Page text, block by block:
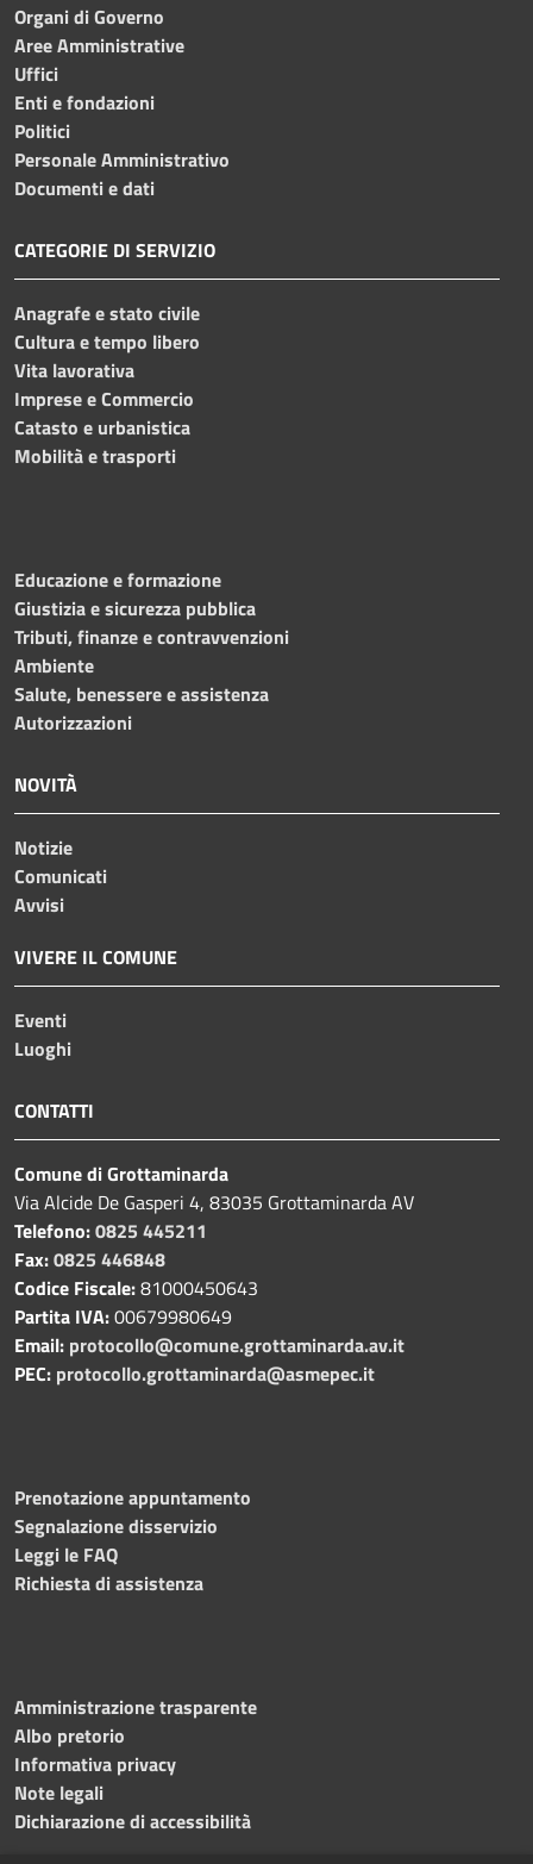
Organi di Governo
Aree Amministrative
Uffici
Enti e fondazioni
Politici
Personale Amministrativo
Documenti e dati
CATEGORIE DI SERVIZIO
Anagrafe e stato civile
Cultura e tempo libero
Vita lavorativa
Imprese e Commercio
Catasto e urbanistica
Mobilità e trasporti
Educazione e formazione
Giustizia e sicurezza pubblica
Tributi, finanze e contravvenzioni
Ambiente
Salute, benessere e assistenza
Autorizzazioni
NOVITÀ
Notizie
Comunicati
Avvisi
VIVERE IL COMUNE
Eventi
Luoghi
CONTATTI
Comune di Grottaminarda
Via Alcide De Gasperi 4, 83035 Grottaminarda AV
Telefono:0825 445211
Fax:0825 446848
Codice Fiscale:81000450643
Partita IVA:00679980649
Email: protocollo@comune.grottaminarda.av.it
PEC: protocollo.grottaminarda@asmepec.it
Prenotazione appuntamento
Segnalazione disservizio
Leggi le FAQ
Richiesta di assistenza
Amministrazione trasparente
Albo pretorio
Informativa privacy
Note legali
Dichiarazione di accessibilità